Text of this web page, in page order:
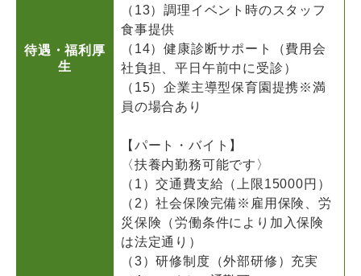
待遇・福利厚
生
（13）調理イベント時のスタッフ
食事提供
（14）健康診断サポート（費用会
社負担、平日午前中に受診）
（15）企業主導型保育園提携※満
員の場合あり
【パート・バイト】
〈扶養内勤務可能です〉
（1）交通費支給（上限15000円）
（2）社会保険完備※雇用保険、労
災保険（労働条件により加入保険
は法定通り）
（3）研修制度（外部研修）充実